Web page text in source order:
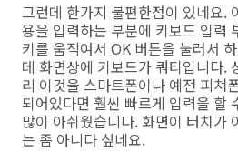
그런데 한가지 불편한점이 있네요.
용을 입력하는 부분에 키보드 입력
키를 움직여서 OK 버튼을 눌러서
데 화면상에 키보드가 쿼티입니다.
리 이것을 스마트폰이나 예전 피쳐
되어있다면 훨씬 빠르게 입력을 할
많이 아쉬웠습니다. 화면이 터치가
는 좀 아니다 싶네요.